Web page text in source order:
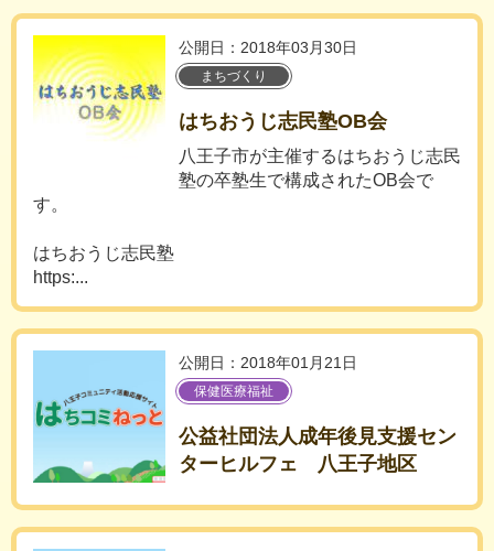
公開日：2018年03月30日
まちづくり
はちおうじ志民塾OB会
八王子市が主催するはちおうじ志民
塾の卒塾生で構成されたOB会で
す。
はちおうじ志民塾
https:...
公開日：2018年01月21日
保健医療福祉
公益社団法人成年後見支援セン
ターヒルフェ 八王子地区